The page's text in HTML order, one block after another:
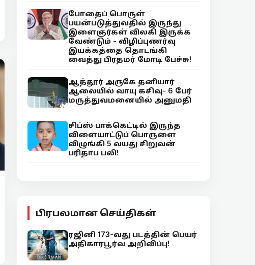
போதைப் பொருள்
பயன்படுத்துவதில் இருந்து
இளைஞர்கள் விலகி இருக்க
வேண்டும் - விழிப்புணர்வு
இயக்கத்தை தொடங்கி
வைத்து பிரதமர் மோடி பேச்சு!
ஆத்தூர் அருகே தனியார்
ஆலையில் வாயு கசிவு- 6 பேர்
மருத்துவமனையில் அனுமதி
சிப்ஸ் பாக்கெட்டில் இருந்த
விளையாட்டுப் பொருளை
விழுங்கி 5 வயது சிறுவன்
பரிதாப பலி!
பிரபலமான செய்திகள்
ரஜினி 173-வது படத்தின் பெயர்
அதிகாரபூர்வ அறிவிப்பு!